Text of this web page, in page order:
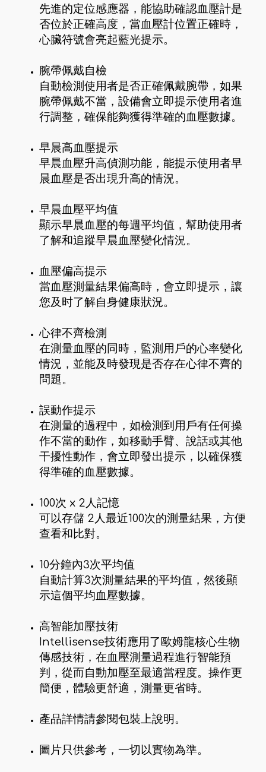
先進的定位感應器，能協助確認血壓計是
否位於正確高度，當血壓計位置正確時，
心臟符號會亮起藍光提示。
腕帶佩戴自檢
自動檢測使用者是否正確佩戴腕帶，如果
腕帶佩戴不當，設備會立即提示使用者進
行調整，確保能夠獲得準確的血壓數據。
早晨高血壓提示
早晨血壓升高偵測功能，能提示使用者早
晨血壓是否出現升高的情況。
早晨血壓平均值
顯示早晨血壓的每週平均值，幫助使用者
了解和追蹤早晨血壓變化情況。
血壓偏高提示
當血壓測量結果偏高時，會立即提示，讓
您及时了解自身健康狀況。
心律不齊檢測
在測量血壓的同時，監測用戶的心率變化
情況，並能及時發現是否存在心律不齊的
問題。
誤動作提示
在測量的過程中，如檢測到用戶有任何操
作不當的動作，如移動手臂、說話或其他
干擾性動作，會立即發出提示，以確保獲
得準確的血壓數據。
100次 x 2人記憶
可以存儲 2人最近100次的測量結果，方便
查看和比對。
10分鐘內3次平均值
自動計算3次測量結果的平均值，然後顯
示這個平均血壓數據。
高智能加壓技術
Intellisense技術應用了歐姆龍核心生物
傳感技術，在血壓測量過程進行智能預
判，從而自動加壓至最適當程度。操作更
簡便，體驗更舒適，測量更省時。
產品詳情請參閱包裝上說明。
圖片只供參考，一切以實物為準。